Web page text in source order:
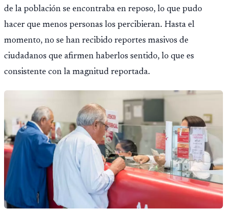
de la población se encontraba en reposo, lo que pudo
hacer que menos personas los percibieran. Hasta el
momento, no se han recibido reportes masivos de
ciudadanos que afirmen haberlos sentido, lo que es
consistente con la magnitud reportada.